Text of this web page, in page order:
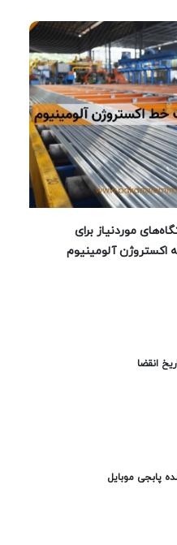
موردنیاز برای
اکستروژن آلومینیوم
انقضا
پابجی موبایل